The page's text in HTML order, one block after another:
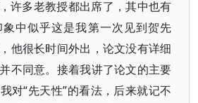
许多老教授都出席了，其中也有
中似乎这是我第一次见到贺先
他很长时间外出，论文没有详细
不同意。接着我讲了论文的主要
对“先天性”的看法，后来就记不